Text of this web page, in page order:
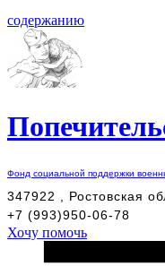
содержанию
Фонд социальной поддержки
347922 , Ростовская
+7 (993)950-06-78
Хочу помочь